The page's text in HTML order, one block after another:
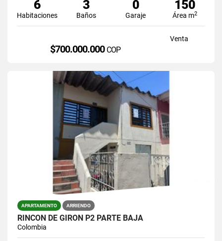
6
Habitaciones
3
Baños
0
Garaje
150
Área m2
Venta
$700.000.000 COP
APARTAMENTO ARRIENDO
RINCON DE GIRON P2 PARTE BAJA
Colombia